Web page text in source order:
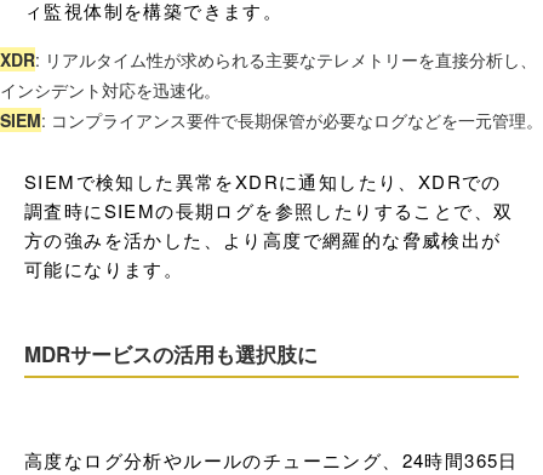
ィ監視体制を構築できます。
XDR: リアルタイム性が求められる主要なテレメトリーを直接分析し、
インシデント対応を迅速化。
SIEM: コンプライアンス要件で長期保管が必要なログなどを一元管理。
SIEMで検知した異常をXDRに通知したり、XDRでの
調査時にSIEMの長期ログを参照したりすることで、双
方の強みを活かした、より高度で網羅的な脅威検出が
可能になります。
MDRサービスの活用も選択肢に
高度なログ分析やルールのチューニング、24時間365日